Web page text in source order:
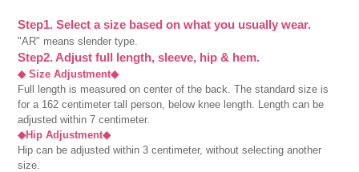
Step1. Select a size based on what you usually wear.
"AR" means slender type.
Step2. Adjust full length, sleeve, hip & hem.
◆ Size Adjustment◆
Full length is measured on center of the back. The standard size is
for a 162 centimeter tall person, below knee length. Length can be
adjusted within 7 centimeter.
◆Hip Adjustment◆
Hip can be adjusted within 3 centimeter, without selecting another
size.